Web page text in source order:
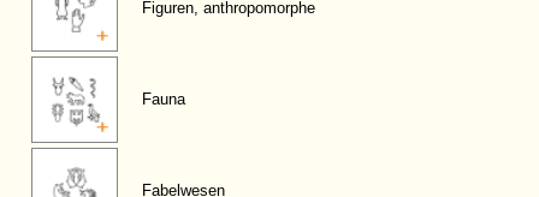
Figuren, anthropomorphe
Fauna
Fabelwesen